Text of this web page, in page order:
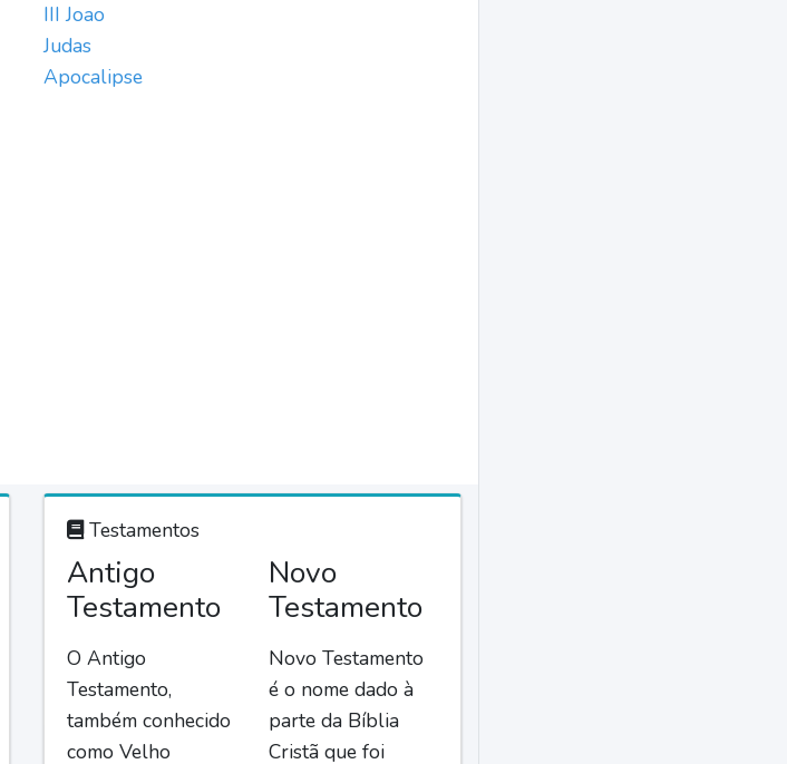
III Joao
Judas
Apocalipse
Testamentos
Antigo
Testamento
O Antigo
Testamento,
também conhecido
como Velho
Novo
Testamento
Novo Testamento
é o nome dado à
parte da Bíblia
Cristã que foi